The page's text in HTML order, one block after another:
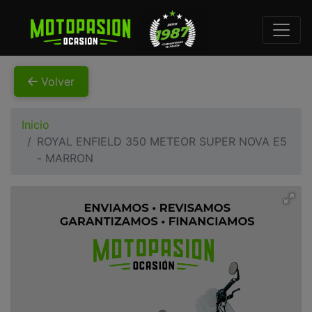
Volver
Inicio
ROYAL ENFIELD 350 METEOR SUPER NOVA E5
- MARRON